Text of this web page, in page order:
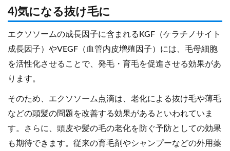
4)気になる抜け毛に
エクソソームの成長因子に含まれるKGF（ケラチノサイト
成長因子）やVEGF（血管内皮増殖因子）には、毛母細胞
を活性化させることで、発毛・育毛を促進させる効果があ
ります。
そのため、エクソソーム点滴は、老化による抜け毛や薄毛
などの頭髪の問題を改善する効果があるといわれていま
す。さらに、頭皮や髪の毛の老化を防ぐ予防としての効果
も期待できます。従来の育毛剤やシャンプーなどの外用薬